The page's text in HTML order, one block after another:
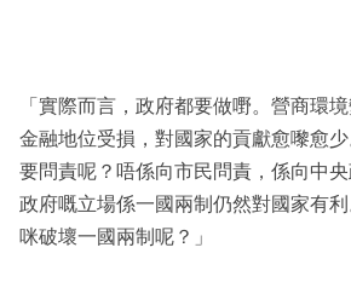
「實際而言，政府都要做嘢。營商環
金融地位受損，對國家的貢獻愈嚟愈
要問責呢？唔係向市民問責，係向中
政府嘅立場係一國兩制仍然對國家有
咪破壞一國兩制呢？」